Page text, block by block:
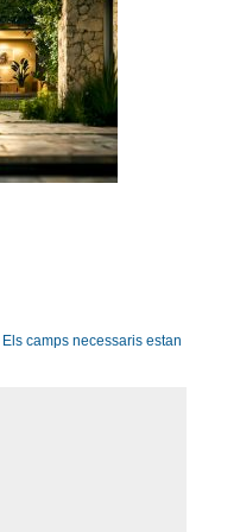
Els camps necessaris estan